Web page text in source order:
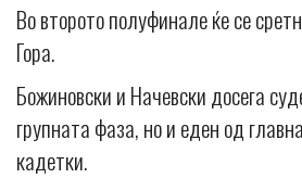
Во второто полуфинале ќе се
Гора.
Божиновски и Начевски досега
групната фаза, но и еден од
кадетки.